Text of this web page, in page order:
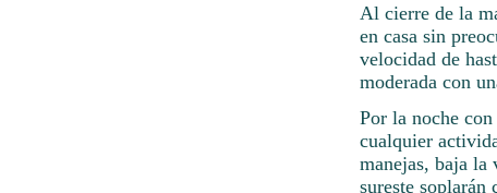
Al cierre de la
en casa sin
velocidad de
moderada con
Por la noche
cualquier
manejas, baja la
sureste